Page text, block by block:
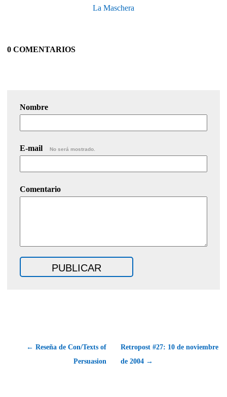
La Maschera
0 COMENTARIOS
Nombre
E-mail No será mostrado.
Comentario
← Reseña de Con/Texts of
Persuasion
Retropost #27: 10 de noviembre
de 2004 →